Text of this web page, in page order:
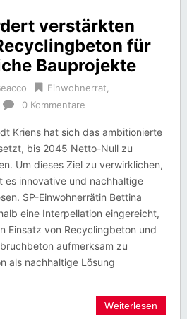
verstärkten
für
Bauprojekte
Einwohnerrat
0 Kommentare
Kriens hat sich das ambitionierte
bis 2045 Netto-Null zu
Um dieses Ziel zu verwirklichen,
es innovative und nachhaltige
SP-Einwohnerrätin Bettina
eine Interpellation eingereicht,
Einsatz von Recyclingbeton und
aufmerksam zu
als nachhaltige Lösung
Weiterlesen